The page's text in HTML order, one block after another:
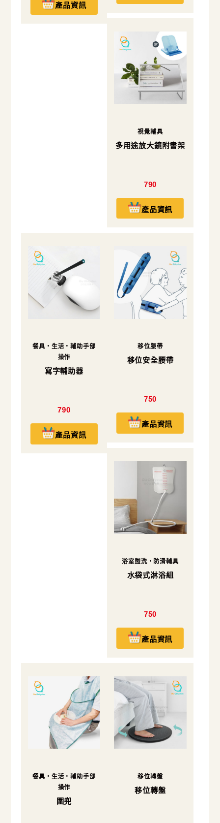
產品資訊
視覺輔具
多用途放大鏡附書架
790
產品資訊
餐具・生活・輔助手部
操作
寫字輔助器
790
產品資訊
移位腰帶
移位安全腰帶
750
產品資訊
浴室盥洗・防滑輔具
水袋式淋浴組
750
產品資訊
餐具・生活・輔助手部
操作
圍兜
移位轉盤
移位轉盤